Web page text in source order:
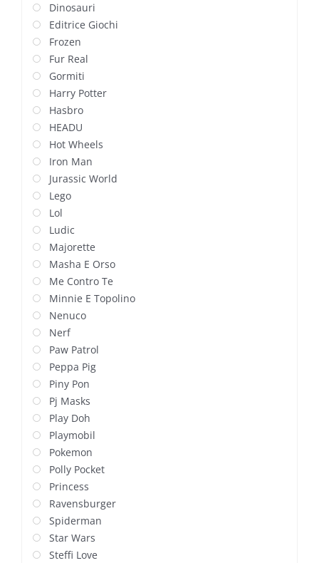
Dinosauri
Editrice Giochi
Frozen
Fur Real
Gormiti
Harry Potter
Hasbro
HEADU
Hot Wheels
Iron Man
Jurassic World
Lego
Lol
Ludic
Majorette
Masha E Orso
Me Contro Te
Minnie E Topolino
Nenuco
Nerf
Paw Patrol
Peppa Pig
Piny Pon
Pj Masks
Play Doh
Playmobil
Pokemon
Polly Pocket
Princess
Ravensburger
Spiderman
Star Wars
Steffi Love